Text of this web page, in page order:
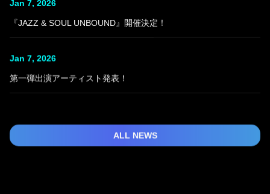
Jan 7, 2026
『JAZZ & SOUL UNBOUND』開催決定！
Jan 7, 2026
第一弾出演アーティスト発表！
ALL NEWS